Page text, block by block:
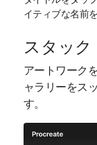
イティブな名前
スタック
アートワーク
ャラリーをス
す。